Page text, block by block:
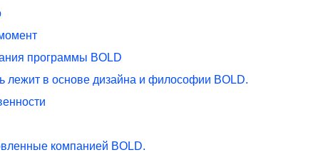
программы BOLD
лежит в основе дизайна и философии BOLD.
компанией BOLD.